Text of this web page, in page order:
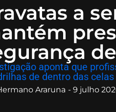
a
aponta que
de dentro das celas
Araruna - 9 julho